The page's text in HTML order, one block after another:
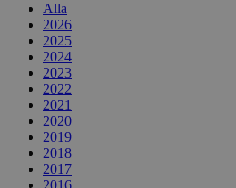
Alla
2026
2025
2024
2023
2022
2021
2020
2019
2018
2017
2016